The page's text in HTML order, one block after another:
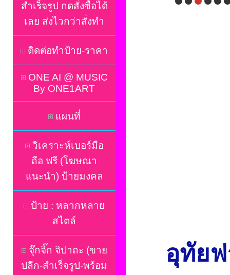
สำเร็จรูป กดสั่งซื้อได้
เลย ส่งไวกว่าสั่งทำ
ติดต่อทำป้าย-ราคา
ONE AI @ MUSIC
By ONE1ART
แผนที่
วิเคราะห์เบอร์มือ
ถือ ฟรี (โฆษณา
แนะนำ) ป้ายมงคล
ป้าย : หลากหลาย
สไตล์
จุ๊กจิ๊ก จิปาถะ (ขาย
ปลีก-สำเร็จรูป-พร้อม
อุทัย